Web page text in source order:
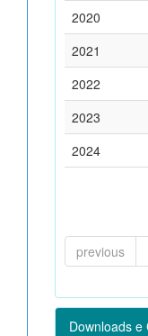
2020
2021
2022
2023
2024
previous
Downloads e